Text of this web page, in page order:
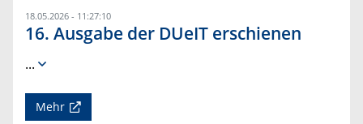
18.05.2026 - 11:27:10
16. Ausgabe der DUeIT erschienen
...
Mehr